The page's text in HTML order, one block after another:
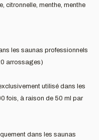
citronnelle, menthe, menthe
les saunas professionnels
arrossages)
utilisé dans les
fois, à raison de 50 ml par
dans les saunas